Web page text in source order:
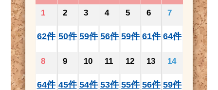
1
62件
2
50件
3
59件
4
56件
5
59件
6
61件
7
64件
8
64件
9
45件
10
54件
11
53件
12
55件
13
56件
14
59件